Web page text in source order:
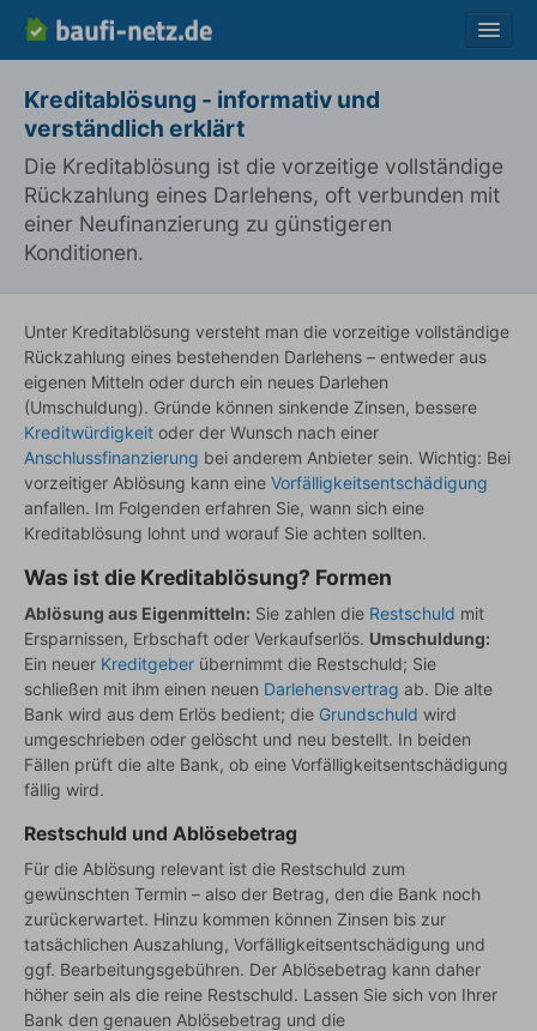
Ratgeber
Fragen
Lexikon
Über uns
Kreditablösung - informativ und
verständlich erklärt
Die Kreditablösung ist die vorzeitige vollständige
Rückzahlung eines Darlehens, oft verbunden mit
einer Neufinanzierung zu günstigeren
Konditionen.
Unter Kreditablösung versteht man die vorzeitige vollständige
Rückzahlung eines bestehenden Darlehens – entweder aus
eigenen Mitteln oder durch ein neues Darlehen
(Umschuldung). Gründe können sinkende Zinsen, bessere
Kreditwürdigkeit oder der Wunsch nach einer
Anschlussfinanzierung bei anderem Anbieter sein. Wichtig: Bei
vorzeitiger Ablösung kann eine Vorfälligkeitsentschädigung
anfallen. Im Folgenden erfahren Sie, wann sich eine
Kreditablösung lohnt und worauf Sie achten sollten.
Was ist die Kreditablösung? Formen
Ablösung aus Eigenmitteln: Sie zahlen die Restschuld mit
Ersparnissen, Erbschaft oder Verkaufserlös. Umschuldung:
Ein neuer Kreditgeber übernimmt die Restschuld; Sie
schließen mit ihm einen neuen Darlehensvertrag ab. Die alte
Bank wird aus dem Erlös bedient; die Grundschuld wird
umgeschrieben oder gelöscht und neu bestellt. In beiden
Fällen prüft die alte Bank, ob eine Vorfälligkeitsentschädigung
fällig wird.
Restschuld und Ablösebetrag
Für die Ablösung relevant ist die Restschuld zum
gewünschten Termin – also der Betrag, den die Bank noch
zurückerwartet. Hinzu kommen können Zinsen bis zur
tatsächlichen Auszahlung, Vorfälligkeitsentschädigung und
ggf. Bearbeitungsgebühren. Der Ablösebetrag kann daher
höher sein als die reine Restschuld. Lassen Sie sich von Ihrer
Bank den genauen Ablösebetrag und die